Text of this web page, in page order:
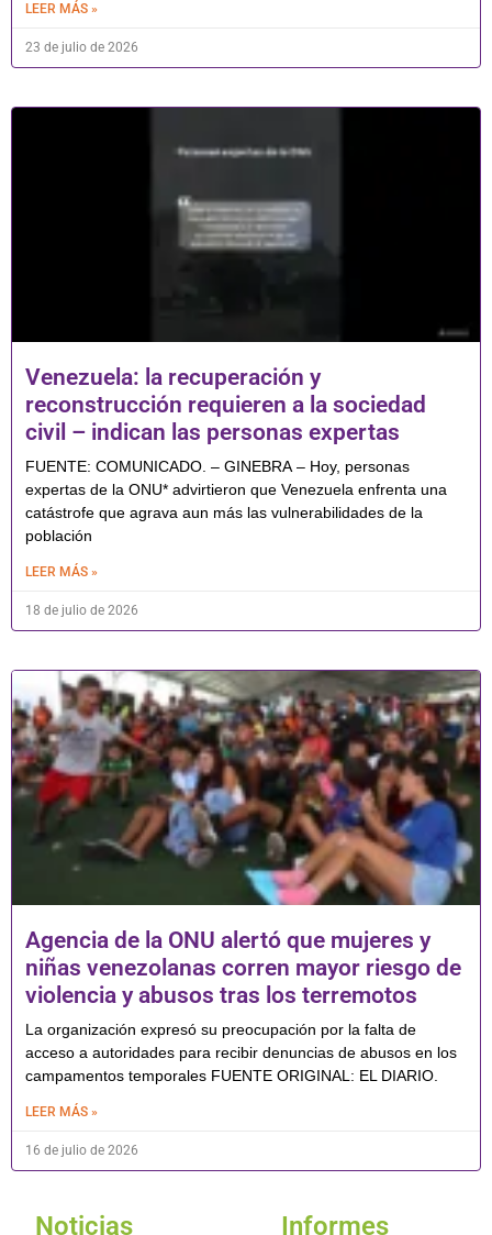
LEER MÁS »
23 de julio de 2026
Venezuela: la recuperación y
reconstrucción requieren a la sociedad
civil – indican las personas expertas
FUENTE: COMUNICADO. – GINEBRA – Hoy, personas
expertas de la ONU* advirtieron que Venezuela enfrenta una
catástrofe que agrava aun más las vulnerabilidades de la
población
LEER MÁS »
18 de julio de 2026
Agencia de la ONU alertó que mujeres y
niñas venezolanas corren mayor riesgo de
violencia y abusos tras los terremotos
La organización expresó su preocupación por la falta de
acceso a autoridades para recibir denuncias de abusos en los
campamentos temporales FUENTE ORIGINAL: EL DIARIO.
LEER MÁS »
16 de julio de 2026
Noticias Informes